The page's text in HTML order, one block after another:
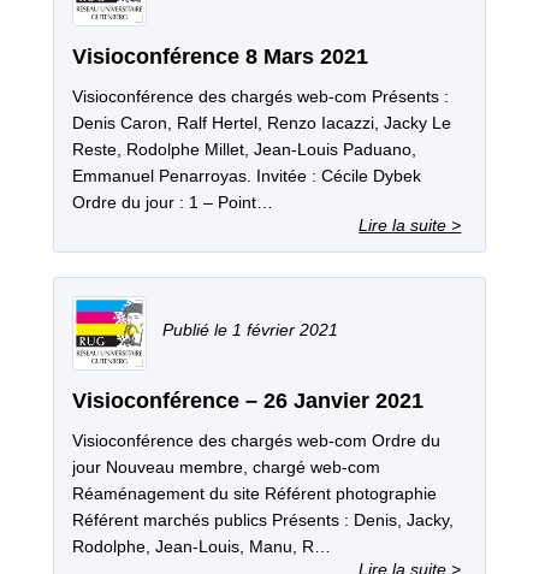
Visioconférence 8 Mars 2021
Visioconférence des chargés web-com Présents :
Denis Caron, Ralf Hertel, Renzo Iacazzi, Jacky Le
Reste, Rodolphe Millet, Jean-Louis Paduano,
Emmanuel Penarroyas. Invitée : Cécile Dybek
Ordre du jour : 1 – Point…
Visioconférence – 26 Janvier 2021
Visioconférence des chargés web-com Ordre du
jour Nouveau membre, chargé web-com
Réaménagement du site Référent photographie
Référent marchés publics Présents : Denis, Jacky,
Rodolphe, Jean-Louis, Manu, R…
1 février 2021